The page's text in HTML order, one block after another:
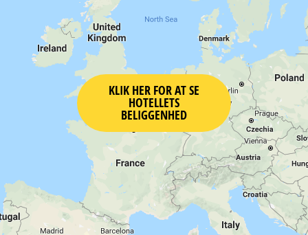
KLIK HER FOR AT SE
HOTELLETS
BELIGGENHED